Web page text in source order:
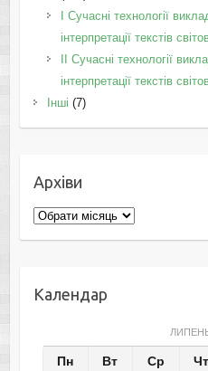
I Cучасні технології
інтерпретації текстів
II Cучасні технології
інтерпретації текстів
Інші (7)
Архіви
Архіви
Календар
Пн Вт Ср Чт